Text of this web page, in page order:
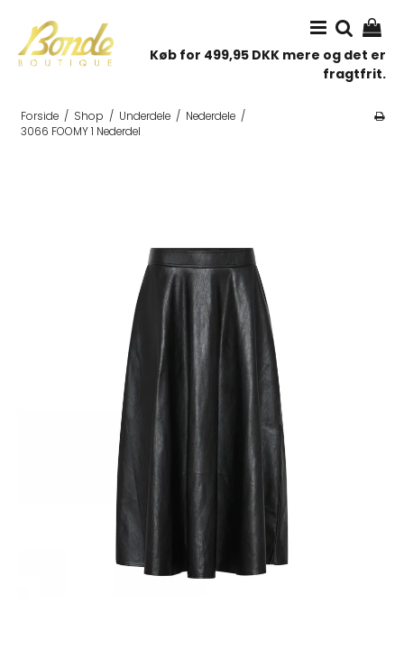
Køb for 499,95 DKK mere og det er
fragtfrit.
Forside / Shop / Underdele / Nederdele /
3066 FOOMY 1 Nederdel